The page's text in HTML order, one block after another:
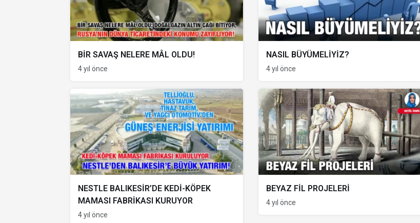
BİR SAVAŞ NELERE MÂL OLDU!
4 yıl önce
NASIL BÜYÜMELİYİZ?
4 yıl önce
NESTLE BALIKESİR’DE KEDİ-KÖPEK
MAMASI FABRİKASI KURUYOR
4 yıl önce
BEYAZ FİL PROJELERİ
4 yıl önce